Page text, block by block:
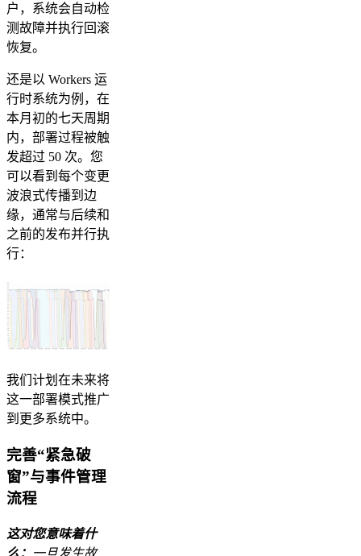
户，系统会自动检
测故障并执行回滚
恢复。
还是以 Workers 运
行时系统为例，在
本月初的七天周期
内，部署过程被触
发超过 50 次。您
可以看到每个变更
波浪式传播到边
缘，通常与后续和
之前的发布并行执
行：
我们计划在未来将
这一部署模式推广
到更多系统中。
完善“紧急破
窗”与事件管理
流程
这对您意味着什
么： 一旦发生故